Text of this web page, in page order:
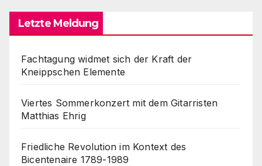
Letzte Meldung
Fachtagung widmet sich der Kraft der
Kneippschen Elemente
Viertes Sommerkonzert mit dem Gitarristen
Matthias Ehrig
Friedliche Revolution im Kontext des
Bicentenaire 1789-1989